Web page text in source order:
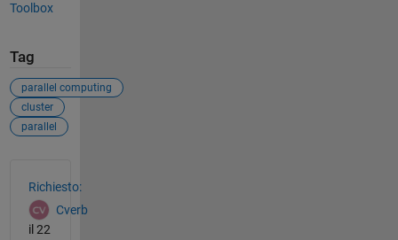
Toolbox
Tag
parallel computing
cluster
parallel
Richiesto:
Cverb
il 22